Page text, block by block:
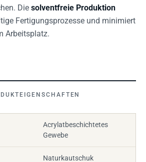
Die solventfreie Produktion
Fertigungsprozesse und minimiert
Arbeitsplatz.
Acrylatbeschichtetes
Gewebe
Naturkautschuk